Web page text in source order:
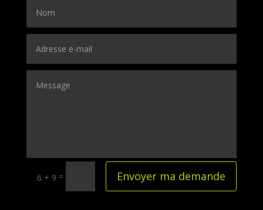
6 + 9 = Envoyer ma demande